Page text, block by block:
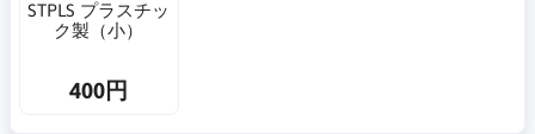
STPLS プラスチッ
ク製（小）
400円